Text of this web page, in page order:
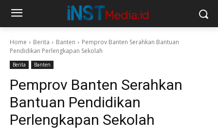
Home Berita Banten
Pemprov Banten Serahkan Bantuan
Pendidikan Perlengkapan Sekolah
Berita Banten
Pemprov Banten Serahkan
Bantuan Pendidikan
Perlengkapan Sekolah